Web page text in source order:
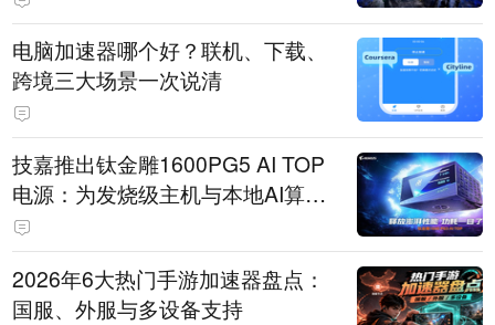
电脑加速器哪个好？联机、下载、
跨境三大场景一次说清
技嘉推出钛金雕1600PG5 AI TOP
电源：为发烧级主机与本地AI算力
打造旗舰供电方案
2026年6大热门手游加速器盘点：
国服、外服与多设备支持